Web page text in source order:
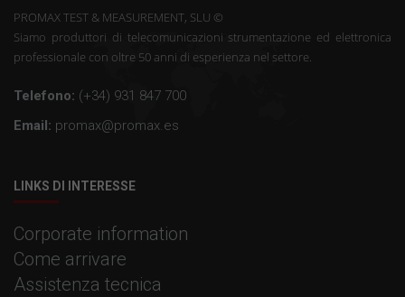
PROMAX TEST & MEASUREMENT, SLU ©
Siamo produttori di telecomunicazioni strumentazione ed elettronica
professionale con oltre 50 anni di esperienza nel settore.
Telefono: (+34) 931 847 700
Email: promax@promax.es
LINKS DI INTERESSE
Corporate information
Come arrivare
Assistenza tecnica